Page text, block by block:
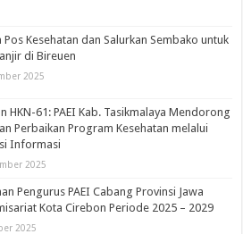
Pos Kesehatan dan Salurkan Sembako untuk
di Bireuen
2025
HKN-61: PAEI Kab. Tasikmalaya Mendorong
Perbaikan Program Kesehatan melalui
Informasi
2025
Pengurus PAEI Cabang Provinsi Jawa
Kota Cirebon Periode 2025 – 2029
2025